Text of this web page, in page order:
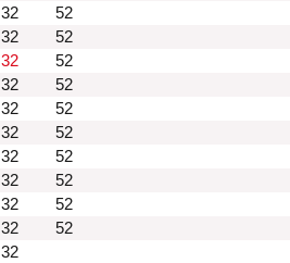
32
52
32
52
32
52
32
52
32
52
32
52
32
52
32
52
32
52
32
52
32